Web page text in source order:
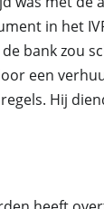
in het
bank zou
een
Hij